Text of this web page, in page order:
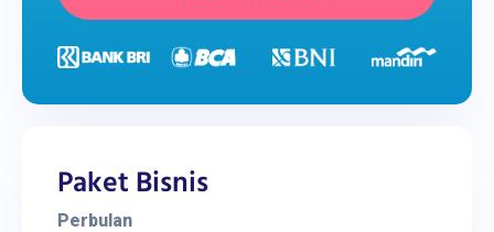
Paket Bisnis
Perbulan